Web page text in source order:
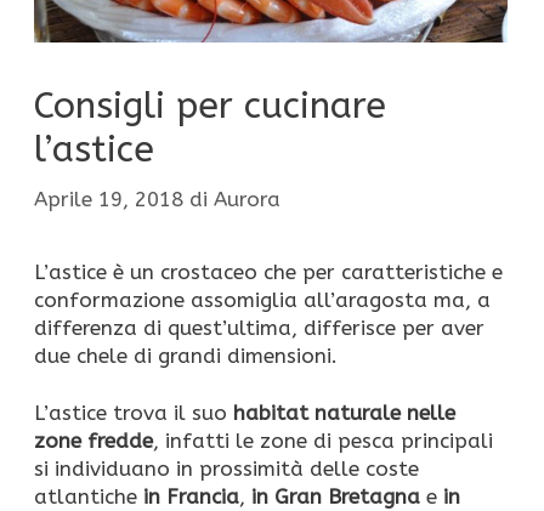
Consigli per cucinare
l’astice
Aprile 19, 2018 di Aurora
L’astice è un crostaceo che per caratteristiche e
conformazione assomiglia all’aragosta ma, a
differenza di quest’ultima, differisce per aver
due chele di grandi dimensioni.
L’astice trova il suo habitat naturale nelle
zone fredde, infatti le zone di pesca principali
si individuano in prossimità delle coste
atlantiche in Francia, in Gran Bretagna e in